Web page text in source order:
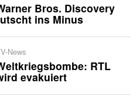
Bros. Discovery
ins Minus
News
RTL
evakuiert